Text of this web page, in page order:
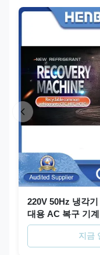
220V 50Hz 냉각
대용 AC 복구 기계
지금